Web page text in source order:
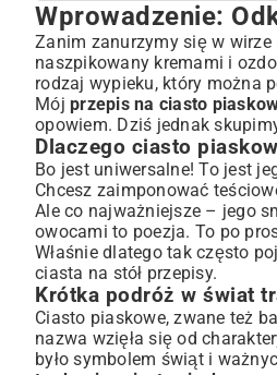
Wprowadzenie: Odkryj
Dlaczego ciasto piaskowe z
Krótka podróż w świat tradycji
Niezbędne Składniki: Co
Podstawy doskonałego
Jakie owoce najlepiej
Dodatki, które wzbogacą
Przepis Krok po Kroku:
Przygotowanie składników i
Sekrety ucierania idealnie
Harmonia smaków:
Kiedy ciasto piaskowe jest
Kreatywne Wariacje: Odkryj
Ciasto piaskowe w wersji
Sezonowe inspiracje – ciasto
Wprowadzenie:
Zanim zanurzymy się w
naszpikowany kremami i
rodzaj wypieku, który można
Mój przepis na ciasto
opowiem. Dziś jednak
Dlaczego ciasto
Bo jest uniwersalne! To jest
Chcesz zaimponować
Ale co najważniejsze – jego
owocami to poezja. To po
Właśnie dlatego tak często
ciasta na stół przepisy.
Krótka podróż w świat
Ciasto piaskowe, zwane też
nazwa wzięła się od
było symbolem świąt i